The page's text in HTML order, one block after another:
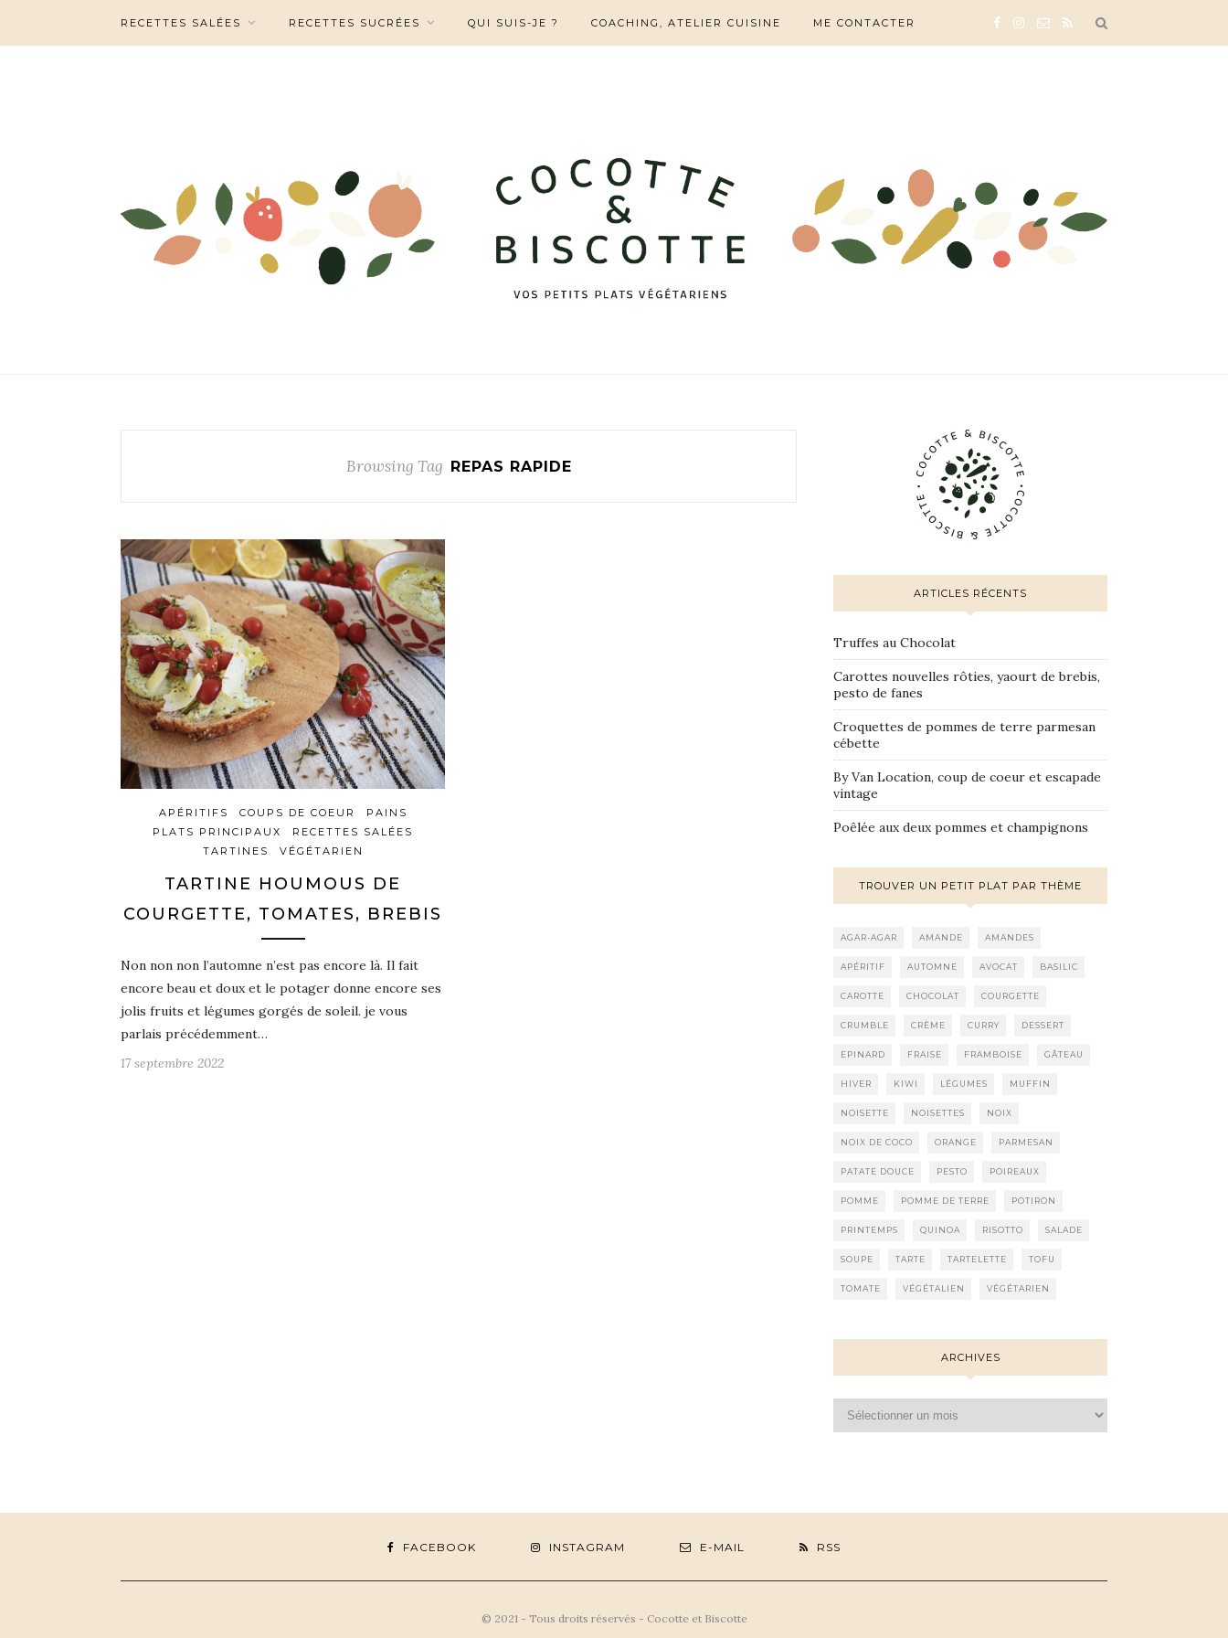
RECETTES SALÉES RECETTES SUCRÉES QUI SUIS-JE ? COACHING, ATELIER CUISINE ME CONTACTER
Browsing Tag REPAS RAPIDE
APÉRITIFS COUPS DE COEUR
PAINS
PLATS PRINCIPAUX
RECETTES SALÉES
TARTINES
VÉGÉTARIEN
TARTINE HOUMOUS DE
COURGETTE, TOMATES, BREBIS
Non non non l’automne n’est pas encore là. Il fait
encore beau et doux et le potager donne encore ses
jolis fruits et légumes gorgés de soleil. je vous
parlais précédemment…
17 septembre 2022
ARTICLES RÉCENTS
Truffes au Chocolat
Carottes nouvelles rôties, yaourt de brebis,
pesto de fanes
Croquettes de pommes de terre parmesan
cébette
By Van Location, coup de coeur et escapade
vintage
Poêlée aux deux pommes et champignons
TROUVER UN PETIT PLAT PAR THÈME
AGAR-AGAR AMANDE AMANDES
APÉRITIF AUTOMNE AVOCAT BASILIC
CAROTTE CHOCOLAT COURGETTE
CRUMBLE CRÈME CURRY DESSERT
EPINARD FRAISE FRAMBOISE GÂTEAU
HIVER KIWI LÉGUMES MUFFIN
NOISETTE NOISETTES NOIX
NOIX DE COCO ORANGE PARMESAN
PATATE DOUCE PESTO POIREAUX
POMME POMME DE TERRE POTIRON
PRINTEMPS QUINOA RISOTTO SALADE
SOUPE TARTE TARTELETTE TOFU
TOMATE VÉGÉTALIEN VÉGÉTARIEN
ARCHIVES
FACEBOOK INSTAGRAM E-MAIL RSS
© 2021 - Tous droits réservés - Cocotte et Biscotte